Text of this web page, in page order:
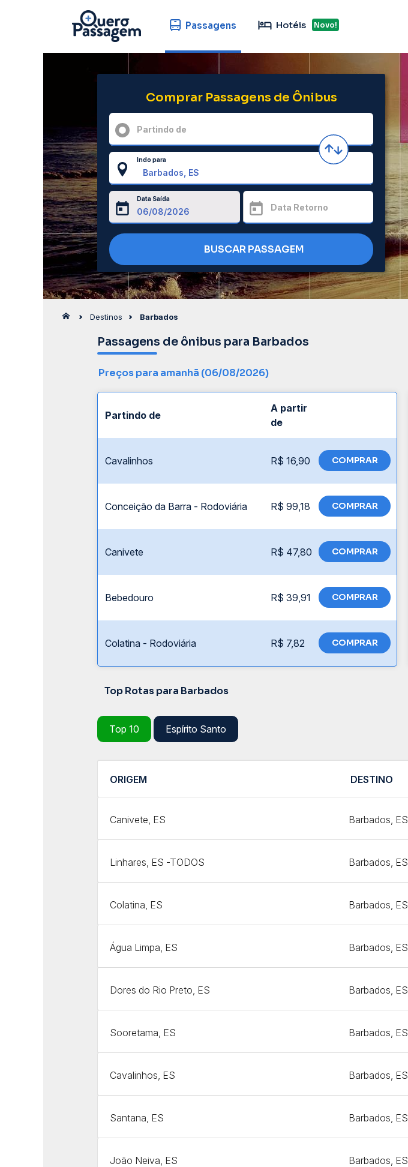
Passagens Hotéis Novo!
Comprar Passagens de Ônibus
Partindo de
Indo para
Data Saída
Data Retorno
BUSCAR PASSAGEM
Destinos Barbados
Passagens de ônibus para Barbados
Preços para amanhã (06/08/2026)
Partindo de
A partir
de
Cavalinhos R$ 16,90 COMPRAR
Conceição da Barra - Rodoviária R$ 99,18 COMPRAR
Canivete R$ 47,80 COMPRAR
Bebedouro R$ 39,91 COMPRAR
Colatina - Rodoviária R$ 7,82 COMPRAR
Top Rotas para Barbados
Top 10 Espírito Santo
ORIGEM DESTINO
Canivete, ES Barbados, ES
Linhares, ES -TODOS Barbados, ES
Colatina, ES Barbados, ES
Água Limpa, ES Barbados, ES
Dores do Rio Preto, ES Barbados, ES
Sooretama, ES Barbados, ES
Cavalinhos, ES Barbados, ES
Santana, ES Barbados, ES
João Neiva, ES Barbados, ES